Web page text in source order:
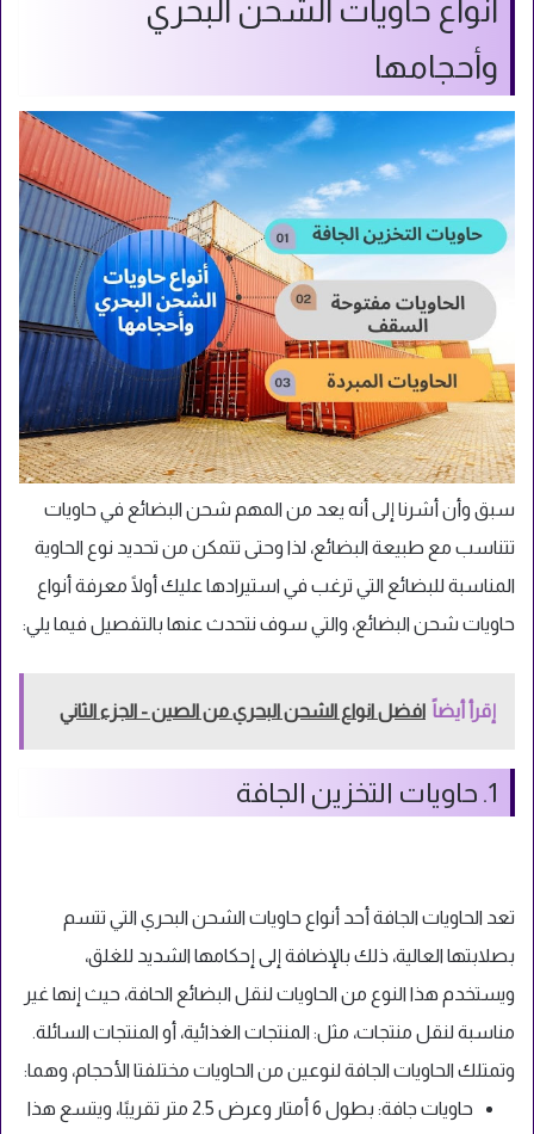
أنواع حاويات الشحن البحري
وأحجامها
سبق وأن أشرنا إلى أنه يعد من المهم شحن البضائع في حاويات
تتناسب مع طبيعة البضائع، لذا وحتى تتمكن من تحديد نوع الحاوية
المناسبة للبضائع التي ترغب في استيرادها عليك أولًا معرفة أنواع
حاويات شحن البضائع، والتي سوف نتحدث عنها بالتفصيل فيما يلي:
إقرأ أيضاً افضل انواع الشحن البحري من الصين - الجزء الثاني
1. حاويات التخزين الجافة
تعد الحاويات الجافة أحد أنواع حاويات الشحن البحري التي تتسم
بصلابتها العالية، ذلك بالإضافة إلى إحكامها الشديد للغلق،
ويستخدم هذا النوع من الحاويات لنقل البضائع الحافة، حيث إنها غير
مناسبة لنقل منتجات، مثل: المنتجات الغذائية، أو المنتجات السائلة.
وتمتلك الحاويات الجافة لنوعين من الحاويات مختلفتا الأحجام، وهما:
حاويات جافة: بطول 6 أمتار وعرض 2.5 متر تقريبًا، ويتسع هذا